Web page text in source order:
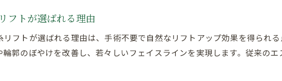
サロンで実践ダウンタイム短縮のポイ
光糸リフトエステで肌質改善を実感しよ
フトが選ばれる理由
フトが選ばれる理由は、手術不要で自然なリフトアップ効果を得られ
輪郭のぼやけを改善し、若々しいフェイスラインを実現します。従来の